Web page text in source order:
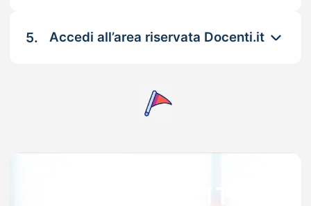
5. Accedi all’area riservata Docenti.it